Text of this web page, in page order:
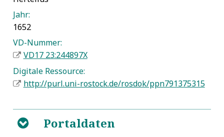
Jahr:
1652
VD-Nummer:
VD17 23:244897X
Digitale Ressource:
http://purl.uni-rostock.de/rosdok/ppn791375315
B Portaldaten